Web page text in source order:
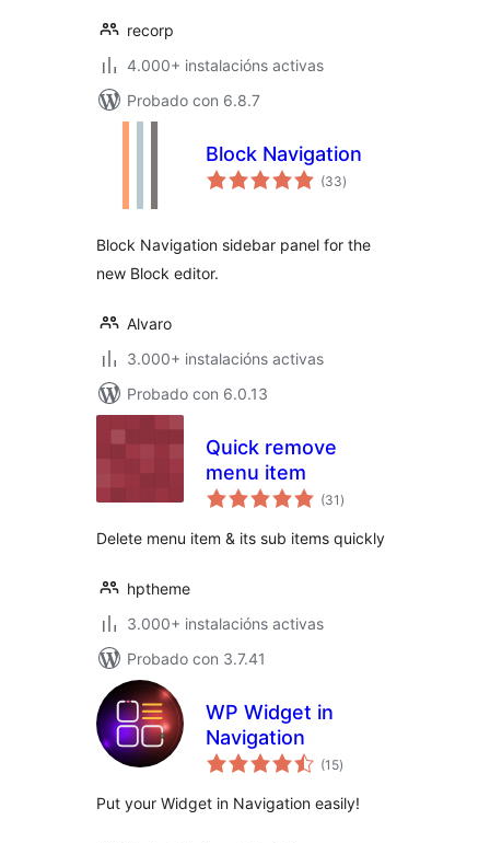
recorp
4.000+ instalacións activas
Probado con 6.8.7
Block Navigation
(33valoracións
totais
)
Block Navigation sidebar panel for the
new Block editor.
Alvaro
3.000+ instalacións activas
Probado con 6.0.13
Quick remove
menu item
(31 valoracións
totais
)
Delete menu item & its sub items quickly
hptheme
3.000+ instalacións activas
Probado con 3.7.41
WP Widget in
Navigation
(15valoracións
totais
)
Put your Widget in Navigation easily!